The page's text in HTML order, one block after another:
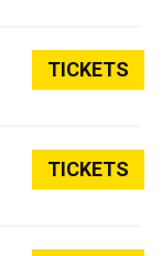
TICKETS
TICKETS